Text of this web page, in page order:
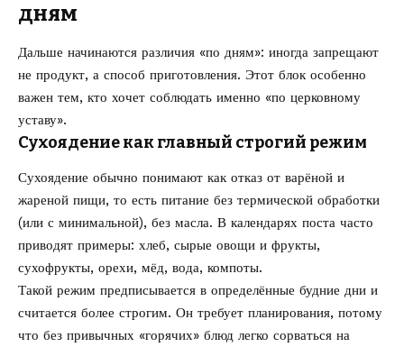
дням
Дальше начинаются различия «по дням»: иногда запрещают
не продукт, а способ приготовления. Этот блок особенно
важен тем, кто хочет соблюдать именно «по церковному
уставу».
Сухоядение как главный строгий режим
Сухоядение обычно понимают как отказ от варёной и
жареной пищи, то есть питание без термической обработки
(или с минимальной), без масла. В календарях поста часто
приводят примеры: хлеб, сырые овощи и фрукты,
сухофрукты, орехи, мёд, вода, компоты.
Такой режим предписывается в определённые будние дни и
считается более строгим. Он требует планирования, потому
что без привычных «горячих» блюд легко сорваться на